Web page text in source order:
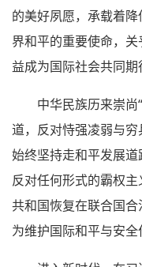
的美好夙愿，承载着
界和平的重要使命，
益成为国际社会共同期
中华民族历来崇尚
道，反对恃强凌弱与穷
始终坚持走和平发展
反对任何形式的霸权
共和国恢复在联合国合
为维护国际和平与安全